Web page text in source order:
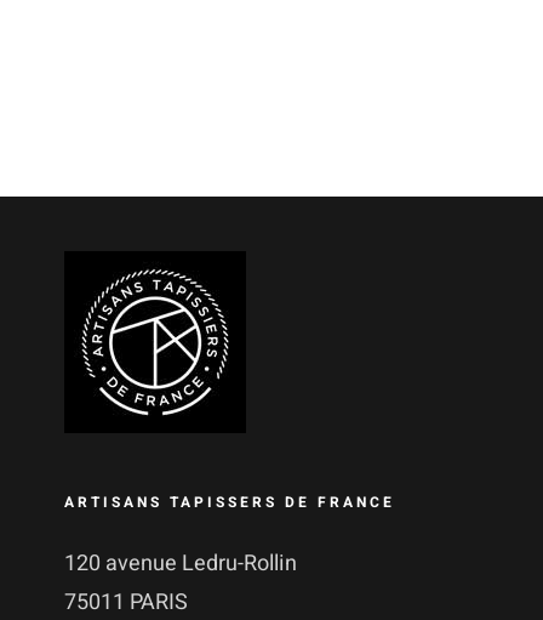
ARTISANS TAPISSERS DE FRANCE
120 avenue Ledru-Rollin
75011 PARIS